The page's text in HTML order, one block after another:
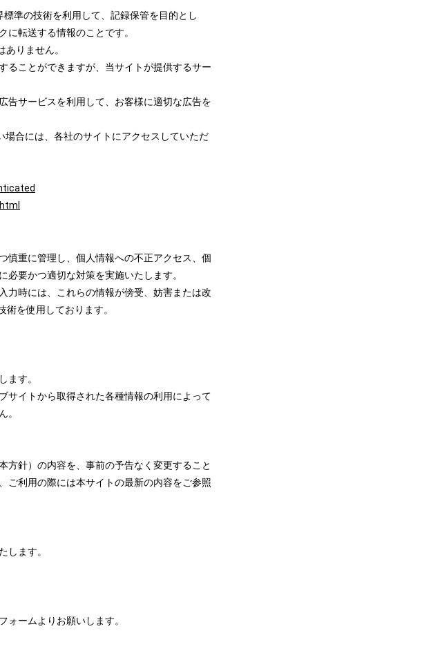
準の技術を利用して、記録保管を目的とし
転送する情報のことです。
りません。
ることができますが、当サイトが提供するサー
告サービスを利用して、お客様に適切な広告を
合には、各社のサイトにアクセスしていただ
慎重に管理し、個人情報への不正アクセス、個
要かつ適切な対策を実施いたします。
力時には、これらの情報が傍受、妨害または改
を使用しております。
ます。
サイトから取得された各種情報の利用によって
。
方針）の内容を、事前の予告なく変更すること
ご利用の際には本サイトの最新の内容をご参照
します。
ォームよりお願いします。